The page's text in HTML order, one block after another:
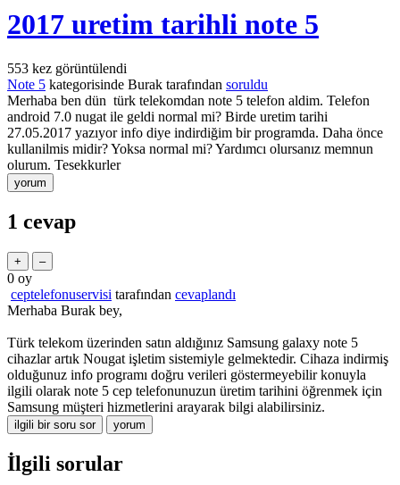
2017 uretim tarihli note 5
553 kez görüntülendi
Note 5 kategorisinde Burak tarafından soruldu
Merhaba ben dün türk telekomdan note 5 telefon aldim. Telefon
android 7.0 nugat ile geldi normal mi? Birde uretim tarihi
27.05.2017 yazıyor info diye indirdiğim bir programda. Daha önce
kullanilmis midir? Yoksa normal mi? Yardımcı olursanız memnun
olurum. Tesekkurler
1 cevap
0 oy
ceptelefonuservisi tarafından cevaplandı
Merhaba Burak bey,
Türk telekom üzerinden satın aldığınız Samsung galaxy note 5
cihazlar artık Nougat işletim sistemiyle gelmektedir. Cihaza indirmiş
olduğunuz info programı doğru verileri göstermeyebilir konuyla
ilgili olarak note 5 cep telefonunuzun üretim tarihini öğrenmek için
Samsung müşteri hizmetlerini arayarak bilgi alabilirsiniz.
İlgili sorular